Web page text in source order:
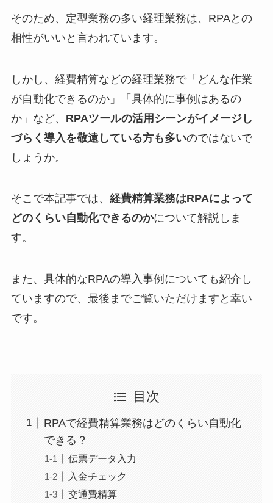
そのため、定型業務の多い経理業務は、RPAとの
相性がいいと言われています。
しかし、経費精算などの経理業務で「どんな作業
が自動化できるのか」「具体的に事例はあるの
か」など、 RPAツールの活用シーンがイメージし
づらく導入を敬遠している方も多いのではないで
しょうか。
そこで本記事では、 経費精算業務はRPAによって
どのくらい自動化できるのかについて解説しま
す。
また、具体的なRPAの導入事例についても紹介し
ていますので、最後までご覧いただけますと幸い
です。
目次
RPAで経費精算業務はどのくらい自動化
できる？
伝票データ入力
入金チェック
交通費精算